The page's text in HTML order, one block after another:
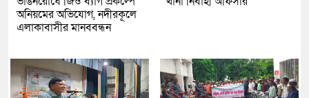
অনিয়মের অভিযোগ, নদীরকূলে
এলাকাবাসীর মানববন্ধন